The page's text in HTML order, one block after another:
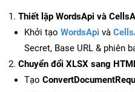
Thiết lập WordsApi và
Khởi tạo WordsApi và
Secret, Base URL & phiên
Chuyển đổi XLSX sang
Tạo